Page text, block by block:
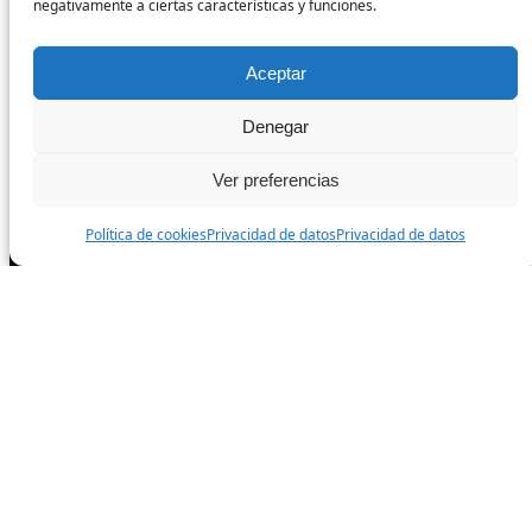
negativamente a ciertas características y funciones.
Aceptar
Denegar
Ver preferencias
Política de cookiesPrivacidad de datosPrivacidad de datos
Condiciones de venta
Síguenos
Facebook